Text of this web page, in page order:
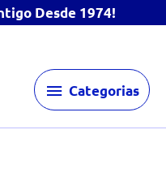
Desde 1974!
Categorias
Categorias